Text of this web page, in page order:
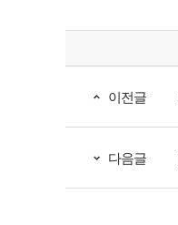
이전글
다음글